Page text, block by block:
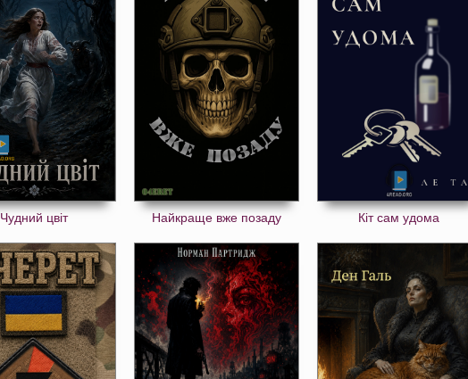
Чудний цвіт Найкраще вже позаду Кіт сам удома